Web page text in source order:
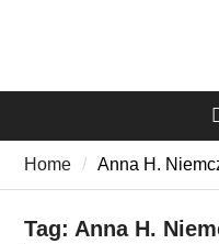
Home Anna H.
Tag: Anna H.